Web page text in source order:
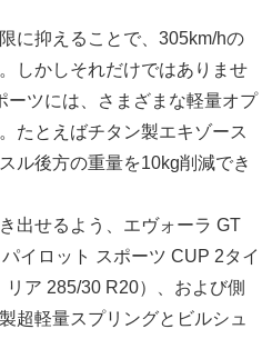
に抑えることで、305km/hの
しかしそれだけではありませ
ーツには、さまざまな軽量オプ
たとえばチタン製エキゾース
ル後方の重量を10kg削減でき
出せるよう、エヴォーラ GT
イロット スポーツ CUP 2タイ
ア 285/30 R20）、および側
超軽量スプリングとビルシュ